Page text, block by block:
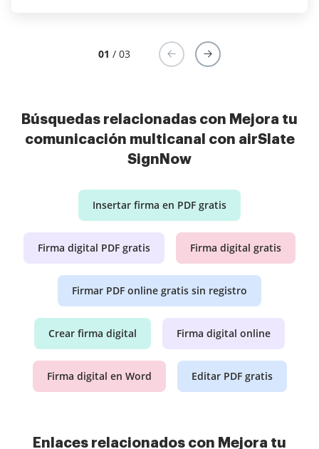
01 / 03
Búsquedas relacionadas con Mejora tu
comunicación multicanal con airSlate
SignNow
Insertar firma en PDF gratis
Firma digital PDF gratis Firma digital gratis
Firmar PDF online gratis sin registro
Crear firma digital Firma digital online
Firma digital en Word Editar PDF gratis
Enlaces relacionados con Mejora tu